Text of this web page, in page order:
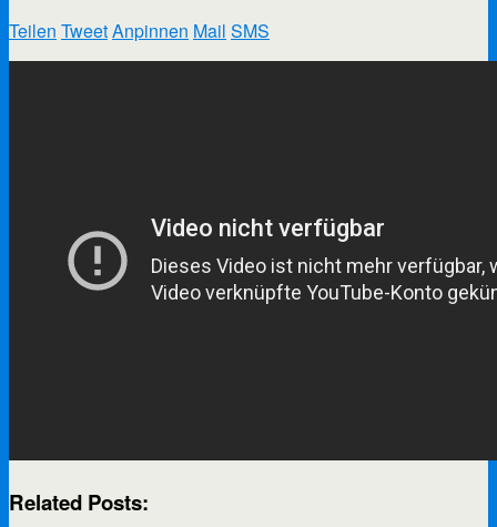
Teilen TweetAnpinnen Mail SMS
Related Posts: